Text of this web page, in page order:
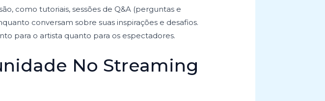
como tutoriais, sessões de Q&A (perguntas e
conversam sobre suas inspirações e desafios.
para o artista quanto para os espectadores.
No Streaming